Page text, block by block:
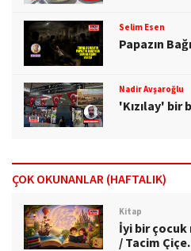
Selim Esen
Papazın Bağı
Nadir Avşaroğlu
'Kızılay' bir
ÇOK OKUNANLAR (HAFTALIK)
Kitap
İyi bir çocuk
/ Tacim